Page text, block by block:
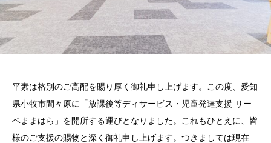
平素は格別のご高配を賜り厚く御礼申し上げます。この度、愛知
県小牧市間々原に「放課後等ディサービス・児童発達支援 リー
ベままはら」を開所する運びとなりました。これもひとえに、皆
様のご支援の賜物と深く御礼申し上げます。つきましては現在